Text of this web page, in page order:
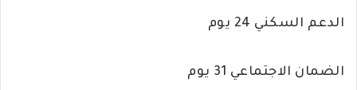
الدعم السكني 24 يوم
الضمان الاجتماعي 31 يوم